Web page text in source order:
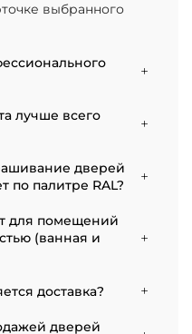
выбранного
от типа отделки
Минимальная
двери с
от 5000
лучше всего
к монтажу после
покрытие. В
изменения уровня
по высоте, и
Оптимально ставить
отделочных работ.
все запилы, но
дверей
по палитре RAL?
эмалированные
для помещений
(ванная и
На нашем
двери
доставка?
доставляются
дверей